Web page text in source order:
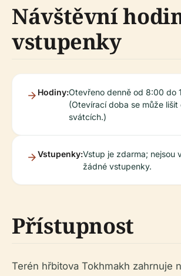
Návštěvní
vstupenky
Hodiny:Otevřeno denně od 8:00 do
(Otevírací doba se může lišit
svátcích.)
Vstupenky:Vstup je zdarma; nejsou
žádné vstupenky.
Přístupnost
Terén hřbitova Tokhmakh zahrnuje